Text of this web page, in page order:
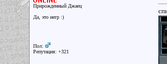
Прирожденный Джаец
Да, это негр :)
Пол:
Репутация: +321